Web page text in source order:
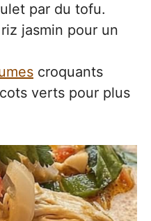
par du tofu.
jasmin pour un
croquants
verts pour plus